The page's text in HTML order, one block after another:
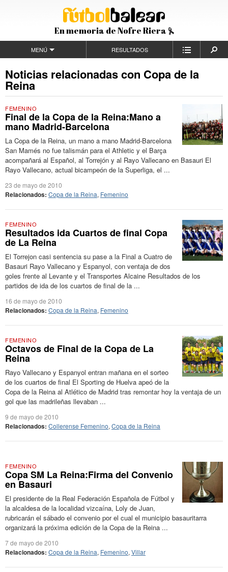
En memoria de Nofre Riera
MENÚ RESULTADOS
Noticias relacionadas con Copa de la
Reina
FEMENINO
Final de la Copa de la Reina:Mano a
mano Madrid-Barcelona
La Copa de la Reina, un mano a mano Madrid-Barcelona
San Mamés no fue talismán para el Athletic y el Barça
acompañará al Español, al Torrejón y al Rayo Vallecano en Basauri El
Rayo Vallecano, actual bicampeón de la Superliga, el ...
23 de mayo de 2010
Relacionados: Copa de la Reina, Femenino
FEMENINO
Resultados ida Cuartos de final Copa
de La Reina
El Torrejon casi sentencia su pase a la Final a Cuatro de
Basauri Rayo Vallecano y Espanyol, con ventaja de dos
goles frente al Levante y el Transportes Alcaine Resultados de los
partidos de ida de los cuartos de final de la ...
16 de mayo de 2010
Relacionados: Copa de la Reina, Femenino
FEMENINO
Octavos de Final de la Copa de La
Reina
Rayo Vallecano y Espanyol entran mañana en el sorteo
de los cuartos de final El Sporting de Huelva apeó de la
Copa de la Reina al Atlético de Madrid tras remontar hoy la ventaja de un
gol que las madrileñas llevaban ...
9 de mayo de 2010
Relacionados: Collerense Femenino, Copa de la Reina
FEMENINO
Copa SM La Reina:Firma del Convenio
en Basauri
El presidente de la Real Federación Española de Fútbol y
la alcaldesa de la localidad vizcaína, Loly de Juan,
rubricarán el sábado el convenio por el cual el municipio basauritarra
organizará la próxima edición de la Copa de la Reina ...
7 de mayo de 2010
Relacionados: Copa de la Reina, Femenino, Villar